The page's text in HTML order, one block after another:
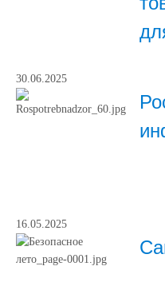
30.06.2025
16.05.2025